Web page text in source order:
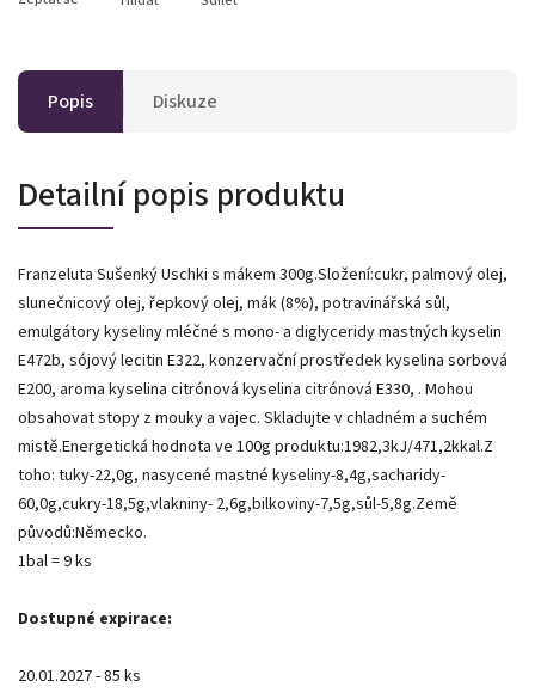
Popis Diskuze
Detailní popis produktu
Franzeluta Sušenký Uschki s mákem 300g.Složení:cukr, palmový olej,
slunečnicový olej, řepkový olej, mák (8%), potravinářská sůl,
emulgátory kyseliny mléčné s mono- a diglyceridy mastných kyselin
E472b, sójový lecitin E322, konzervační prostředek kyselina sorbová
E200, aroma kyselina citrónová kyselina citrónová E330, . Mohou
obsahovat stopy z mouky a vajec. Skladujte v chladném a suchém
mistě.Energetická hodnota ve 100g produktu:1982,3kJ/471,2kkal.Z
toho: tuky-22,0g, nasycené mastné kyseliny-8,4g,sacharidy-
60,0g,cukry-18,5g,vlakniny- 2,6g,bilkoviny-7,5g,sůl-5,8g.Země
původů:Německo.
1bal = 9 ks
Dostupné expirace:
20.01.2027 - 85 ks